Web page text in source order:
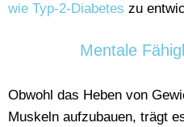
wie Typ-2-Diabetes zu
Mentale
Obwohl das Heben von
Muskeln aufzubauen, trägt